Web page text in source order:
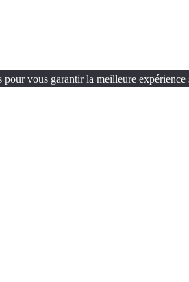
pour vous garantir la meilleure expérience